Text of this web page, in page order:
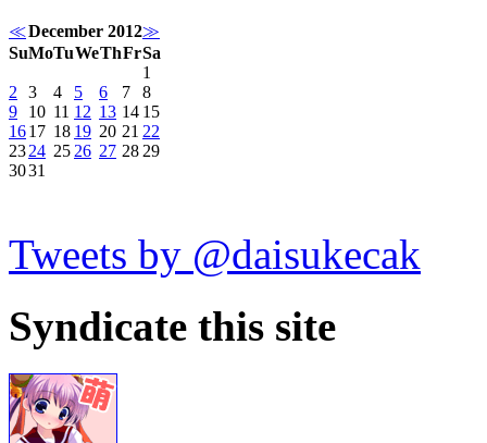
≪December 2012≫
SuMoTuWeThFrSa
1
2
3 4 5 6 7
8
9
10 11 12 13 14 15
1617 18 19 20 21 22
2324 25 26 27 28 29
3031
Tweets by @daisukecak
Syndicate this site